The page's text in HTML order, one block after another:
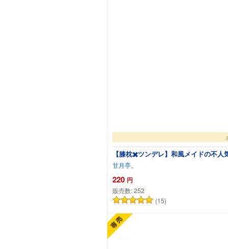
【膝枕✖️ツンデレ】和風メイドの不
甘月亭。
220 円
販売数:252
(15)